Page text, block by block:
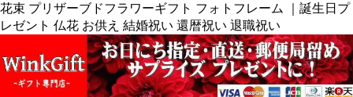
花束 プリザーブドフラワーギフト フォトフレーム ｜誕生日プ
レゼント 仏花 お供え 結婚祝い 還暦祝い 退職祝い